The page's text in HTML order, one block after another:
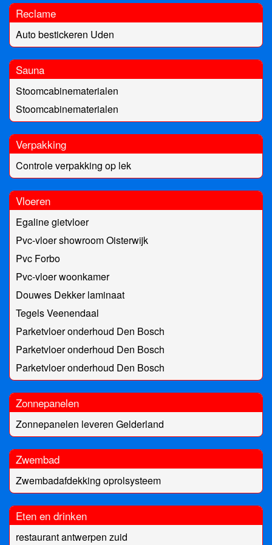
Reclame
Auto bestickeren Uden
Sauna
Stoomcabinematerialen
Stoomcabinematerialen
Verpakking
Controle verpakking op lek
Vloeren
Egaline gietvloer
Pvc-vloer showroom Oisterwijk
Pvc Forbo
Pvc-vloer woonkamer
Douwes Dekker laminaat
Tegels Veenendaal
Parketvloer onderhoud Den Bosch
Parketvloer onderhoud Den Bosch
Parketvloer onderhoud Den Bosch
Zonnepanelen
Zonnepanelen leveren Gelderland
Zwembad
Zwembadafdekking oprolsysteem
Eten en drinken
restaurant antwerpen zuid